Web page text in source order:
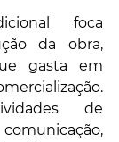
foca
da obra,
gasta em
de